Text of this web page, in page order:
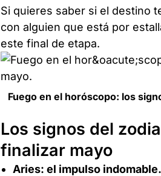
Si quieres saber si el destino
con alguien que está por
este final de etapa.
Fuego en el horóscopo: los
Los signos del
finalizar mayo
Aries: el impulso indomable.